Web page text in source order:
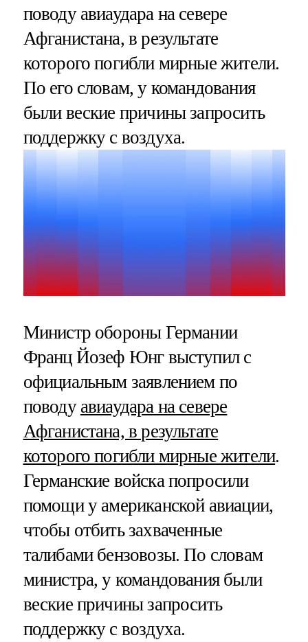
поводу авиаудара на севере
Афганистана, в результате
которого погибли мирные жители.
По его словам, у командования
были веские причины запросить
поддержку с воздуха.
Министр обороны Германии
Франц Йозеф Юнг выступил с
официальным заявлением по
поводу авиаудара на севере
Афганистана, в результате
которого погибли мирные жители.
Германские войска попросили
помощи у американской авиации,
чтобы отбить захваченные
талибами бензовозы. По словам
министра, у командования были
веские причины запросить
поддержку с воздуха.